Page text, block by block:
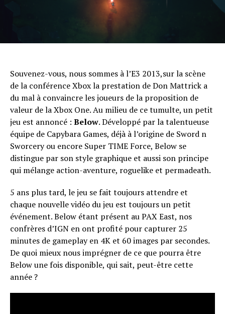
Souvenez-vous, nous sommes à l’E3 2013,sur la scène
de la conférence Xbox la prestation de Don Mattrick a
du mal à convaincre les joueurs de la proposition de
valeur de la Xbox One. Au milieu de ce tumulte, un petit
jeu est annoncé : Below. Développé par la talentueuse
équipe de Capybara Games, déjà à l’origine de Sword n
Sworcery ou encore Super TIME Force, Below se
distingue par son style graphique et aussi son principe
qui mélange action-aventure, roguelike et permadeath.
5 ans plus tard, le jeu se fait toujours attendre et
chaque nouvelle vidéo du jeu est toujours un petit
événement. Below étant présent au PAX East, nos
confrères d’IGN en ont profité pour capturer 25
minutes de gameplay en 4K et 60 images par secondes.
De quoi mieux nous imprégner de ce que pourra être
Below une fois disponible, qui sait, peut-être cette
année ?